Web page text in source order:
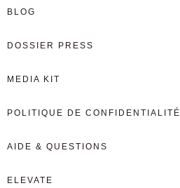
BLOG
DOSSIER PRESS
MEDIA KIT
POLITIQUE DE CONFIDENTIALITÉ
AIDE & QUESTIONS
ELEVATE